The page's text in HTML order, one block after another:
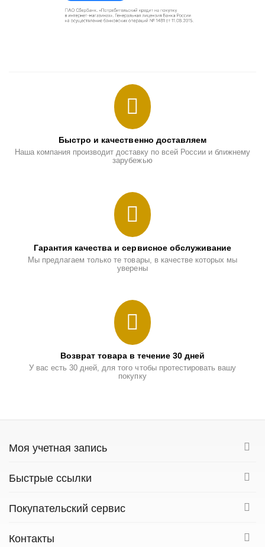
Быстро и качественно доставляем
Наша компания производит доставку по всей России и ближнему
зарубежью
Гарантия качества и сервисное обслуживание
Мы предлагаем только те товары, в качестве которых мы
уверены
Возврат товара в течение 30 дней
У вас есть 30 дней, для того чтобы протестировать вашу
покупку
Моя учетная запись
Быстрые ссылки
Покупательский сервис
Контакты